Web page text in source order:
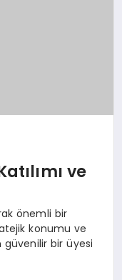
ve
önemli bir
konumu ve
güvenilir bir üyesi